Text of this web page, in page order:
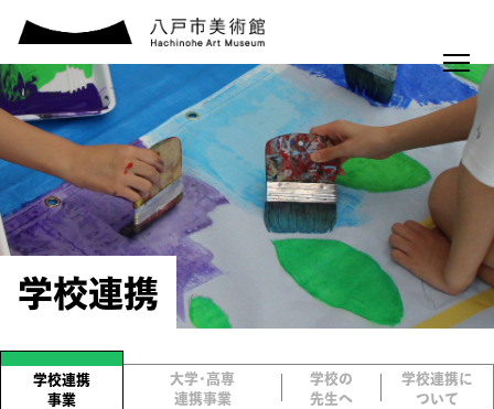
学校連携
学校連携
事業
大学・高専
連携事業
学校の
先生へ
学校連携に
ついて